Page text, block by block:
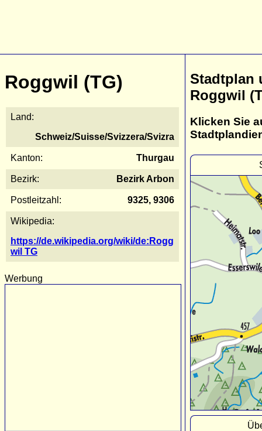
Roggwil (TG)
Land:
Schweiz/Suisse/Svizzera/Svizra
Kanton: Thurgau
Bezirk: Bezirk Arbon
Postleitzahl: 9325, 9306
Wikipedia:
https://de.wikipedia.org/wiki/de:Rogg
wil TG
Werbung
Stadtplan
Roggwil
Klicken Sie